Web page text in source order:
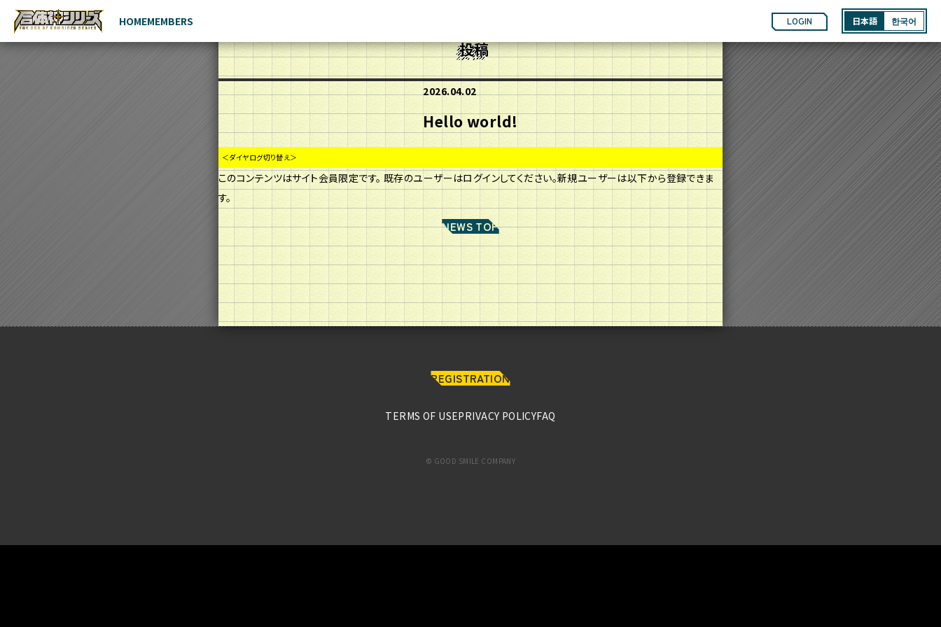
HOMEMEMBERS LOGIN 日本語 한국어
HOME
投稿
2026.04.02
Hello world!
このコンテンツはサイト会員限定です。 既存のユーザーはログインしてください。新規ユーザーは以下から登録できま
す。
NEWS TOP
REGISTRATION
TERMS OF USEPRIVACY POLICYFAQ
© GOOD SMILE COMPANY